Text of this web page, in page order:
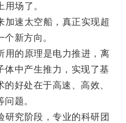
场了。
速太空船，真正实现超
新方向。
的原理是电力推进，离
体中产生推力，实现了基
好处在于高速、高效、
题。
究阶段，专业的科研团